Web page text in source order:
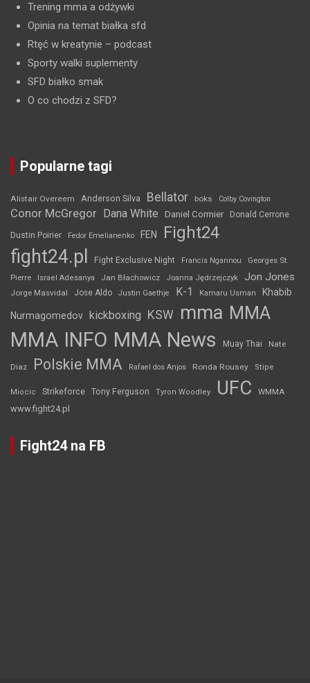
Trening mma a odżywki
Opinia na temat białka sfd
Rtęć w kreatynie – podcast
Sporty walki suplementy
SFD białko smak
O co chodzi z SFD?
Popularne tagi
Alistair Overeem Anderson Silva Bellator boks Colby Covington
Conor McGregor Dana White Daniel Cormier Donald Cerrone
Dustin Poirier Fedor Emelianenko FEN Fight24
fight24.pl Fight Exclusive Night Francis Ngannou
Georges St.
Pierre
Israel Adesanya Jan Błachowicz Joanna Jędrzejczyk Jon Jones
Jorge Masvidal Jose Aldo Justin Gaethje K-1 Kamaru Usman Khabib
Nurmagomedov kickboxing KSW mma MMA
MMA INFO MMA News Muay Thai Nate
Diaz Polskie MMA Rafael dos Anjos Ronda Rousey Stipe
Miocic Strikeforce Tony Ferguson Tyron Woodley UFC WMMA
www.fight24.pl
Fight24 na FB